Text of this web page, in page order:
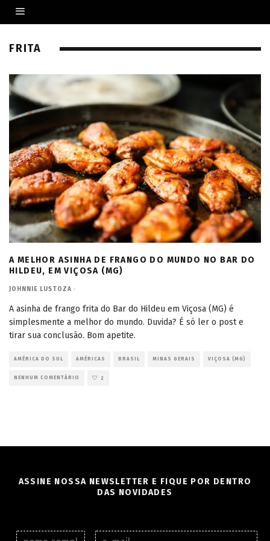
FRITA
A MELHOR ASINHA DE FRANGO DO MUNDO NO BAR DO
HILDEU, EM VIÇOSA (MG)
JOHNNIE LUSTOZA ·
A asinha de frango frita do Bar do Hildeu em Viçosa (MG) é
simplesmente a melhor do mundo. Duvida? É só ler o post e
tirar sua conclusão. Bom apetite.
AMÉRICA DO SUL AMÉRICAS BRASIL MINAS GERAIS VIÇOSA (MG)
NENHUM COMENTÁRIO 2
ASSINE NOSSA NEWSLETTER E FIQUE POR DENTRO
DAS NOVIDADES
N